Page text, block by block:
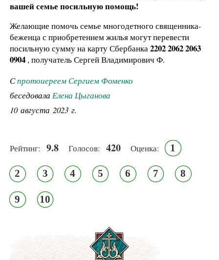
вашей семье посильную помощь!
Желающие помочь семье многодетного священника-
беженца с приобретением жилья могут перевести
посильную сумму на карту Сбербанка2202 2062 2063
0904 , получатель Сергей Владимирович Ф.
Спротоиереем Сергием Фоменко
беседовала Елена Цыганова
10 августа 2023 г.
Рейтинг: 9.8 Голосов: 420 Оценка: 1
2 3 4 5 6 7 8
9 10